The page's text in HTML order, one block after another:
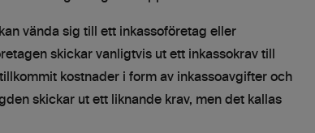
vända sig till ett inkassoföretag eller
skickar vanligtvis ut ett inkassokrav till
kostnader i form av inkassoavgifter och
skickar ut ett liknande krav, men det kallas